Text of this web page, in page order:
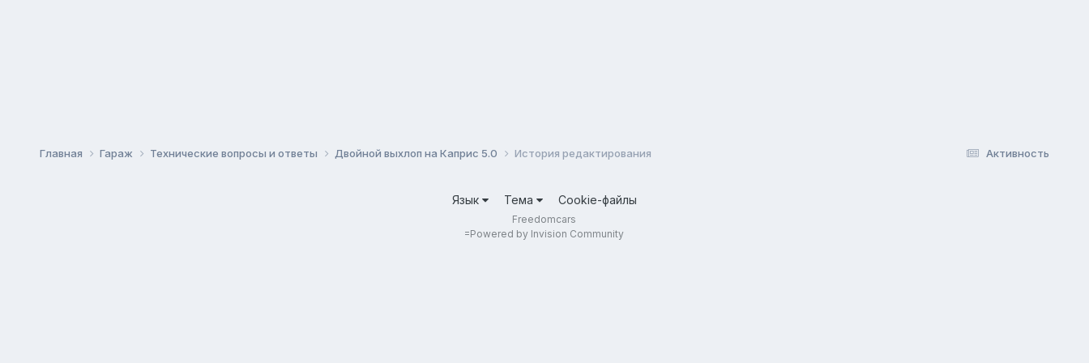
Активность
Главная Гараж Технические вопросы и ответы Двойной выхлоп на Каприс 5.0 История редактирования
Язык Тема Cookie-файлы
Freedomcars
=Powered by Invision Community